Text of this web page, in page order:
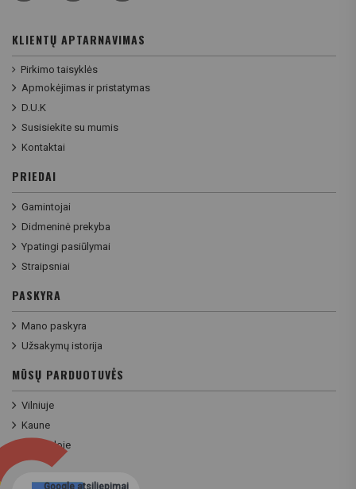
KLIENTŲ APTARNAVIMAS
Pirkimo taisyklės
Apmokėjimas ir pristatymas
D.U.K
Susisiekite su mumis
Kontaktai
PRIEDAI
Gamintojai
Didmeninė prekyba
Ypatingi pasiūlymai
Straipsniai
PASKYRA
Mano paskyra
Užsakymų istorija
MŪSŲ PARDUOTUVĖS
Vilniuje
Kaune
Klaipėdoje
Google atsiliepimai